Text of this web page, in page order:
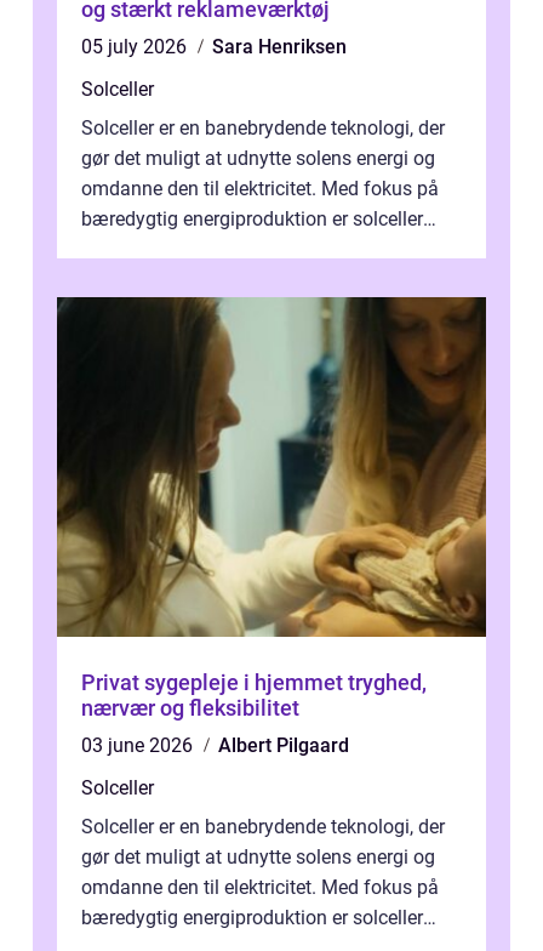
og stærkt reklameværktøj
05 july 2026
Sara Henriksen
Solceller
Solceller er en banebrydende teknologi, der
gør det muligt at udnytte solens energi og
omdanne den til elektricitet. Med fokus på
bæredygtig energiproduktion er solceller
Privat sygepleje i hjemmet tryghed,
nærvær og fleksibilitet
03 june 2026
Albert Pilgaard
Solceller
Solceller er en banebrydende teknologi, der
gør det muligt at udnytte solens energi og
omdanne den til elektricitet. Med fokus på
bæredygtig energiproduktion er solceller